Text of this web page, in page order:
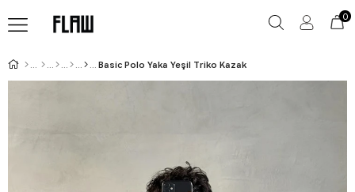
0
Basic Polo Yaka Yeşil Triko Kazak